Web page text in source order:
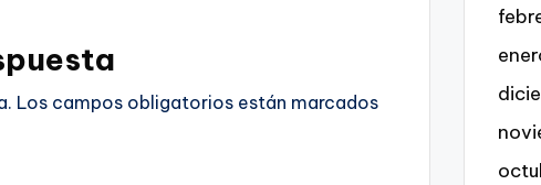
Los campos obligatorios están marcados